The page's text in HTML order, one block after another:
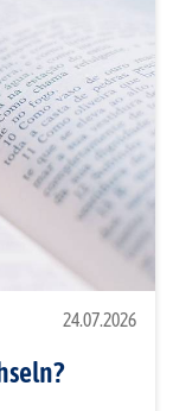
24.07.2026